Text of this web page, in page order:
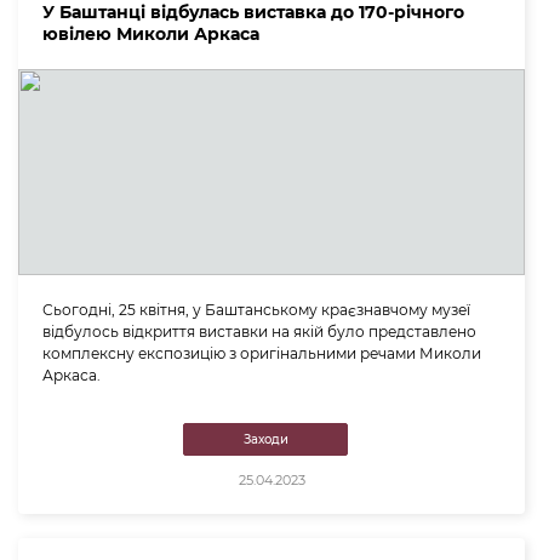
У Баштанці відбулась виставка до 170-річного
ювілею Миколи Аркаса
Сьогодні, 25 квітня, у Баштанському краєзнавчому музеї
відбулось відкриття виставки на якій було представлено
комплексну експозицію з оригінальними речами Миколи
Аркаса.
Заходи
25.04.2023